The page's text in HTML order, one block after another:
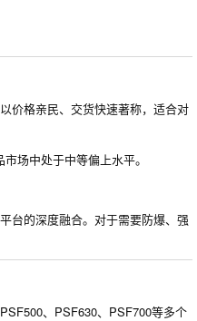
价格亲民、交货快速著称，适合对
场中处于中等偏上水平。
台的深度融合。对于需要防爆、强
、PSF630、PSF700等多个